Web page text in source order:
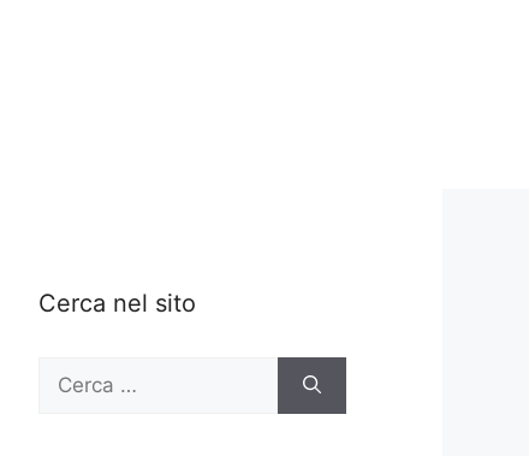
Cerca nel sito
Ricerca